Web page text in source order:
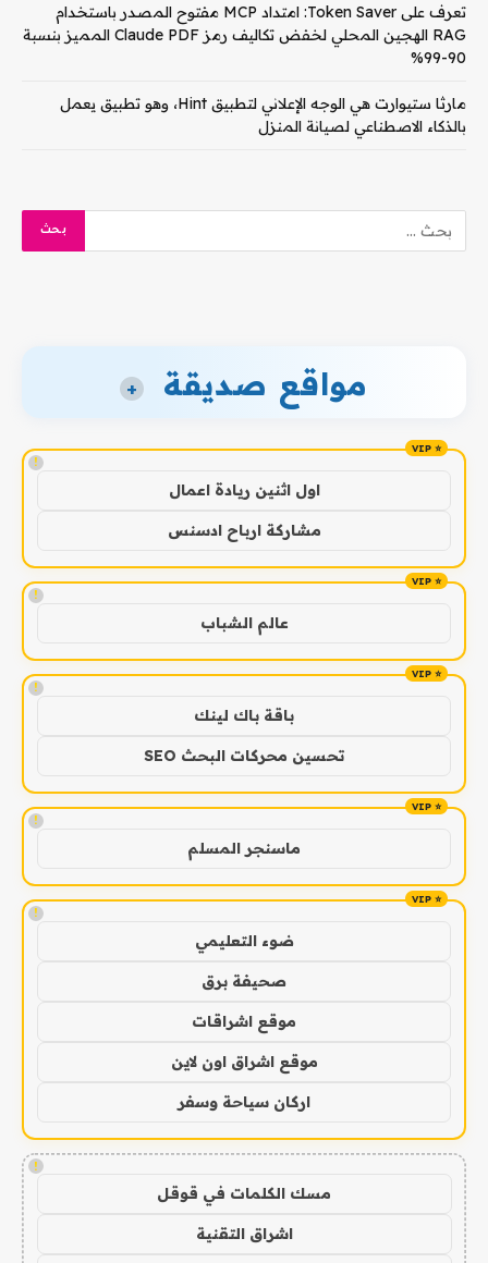
تعرف على Token Saver: امتداد MCP مفتوح المصدر باستخدام
RAG الهجين المحلي لخفض تكاليف رمز Claude PDF المميز بنسبة
90-99%
مارثا ستيوارت هي الوجه الإعلاني لتطبيق Hint، وهو تطبيق يعمل
بالذكاء الاصطناعي لصيانة المنزل
مواقع صديقة +
!
اول اثنين ريادة اعمال
مشاركة ارباح ادسنس
!
عالم الشباب
!
باقة باك لينك
تحسين محركات البحث SEO
!
ماسنجر المسلم
!
ضوء التعليمي
صحيفة برق
موقع اشراقات
موقع اشراق اون لاين
اركان سياحة وسفر
!
مسك الكلمات في قوقل
اشراق التقنية